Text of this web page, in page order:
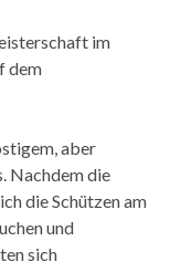
im
dem
aber
Nachdem die
die Schützen am
und
sich